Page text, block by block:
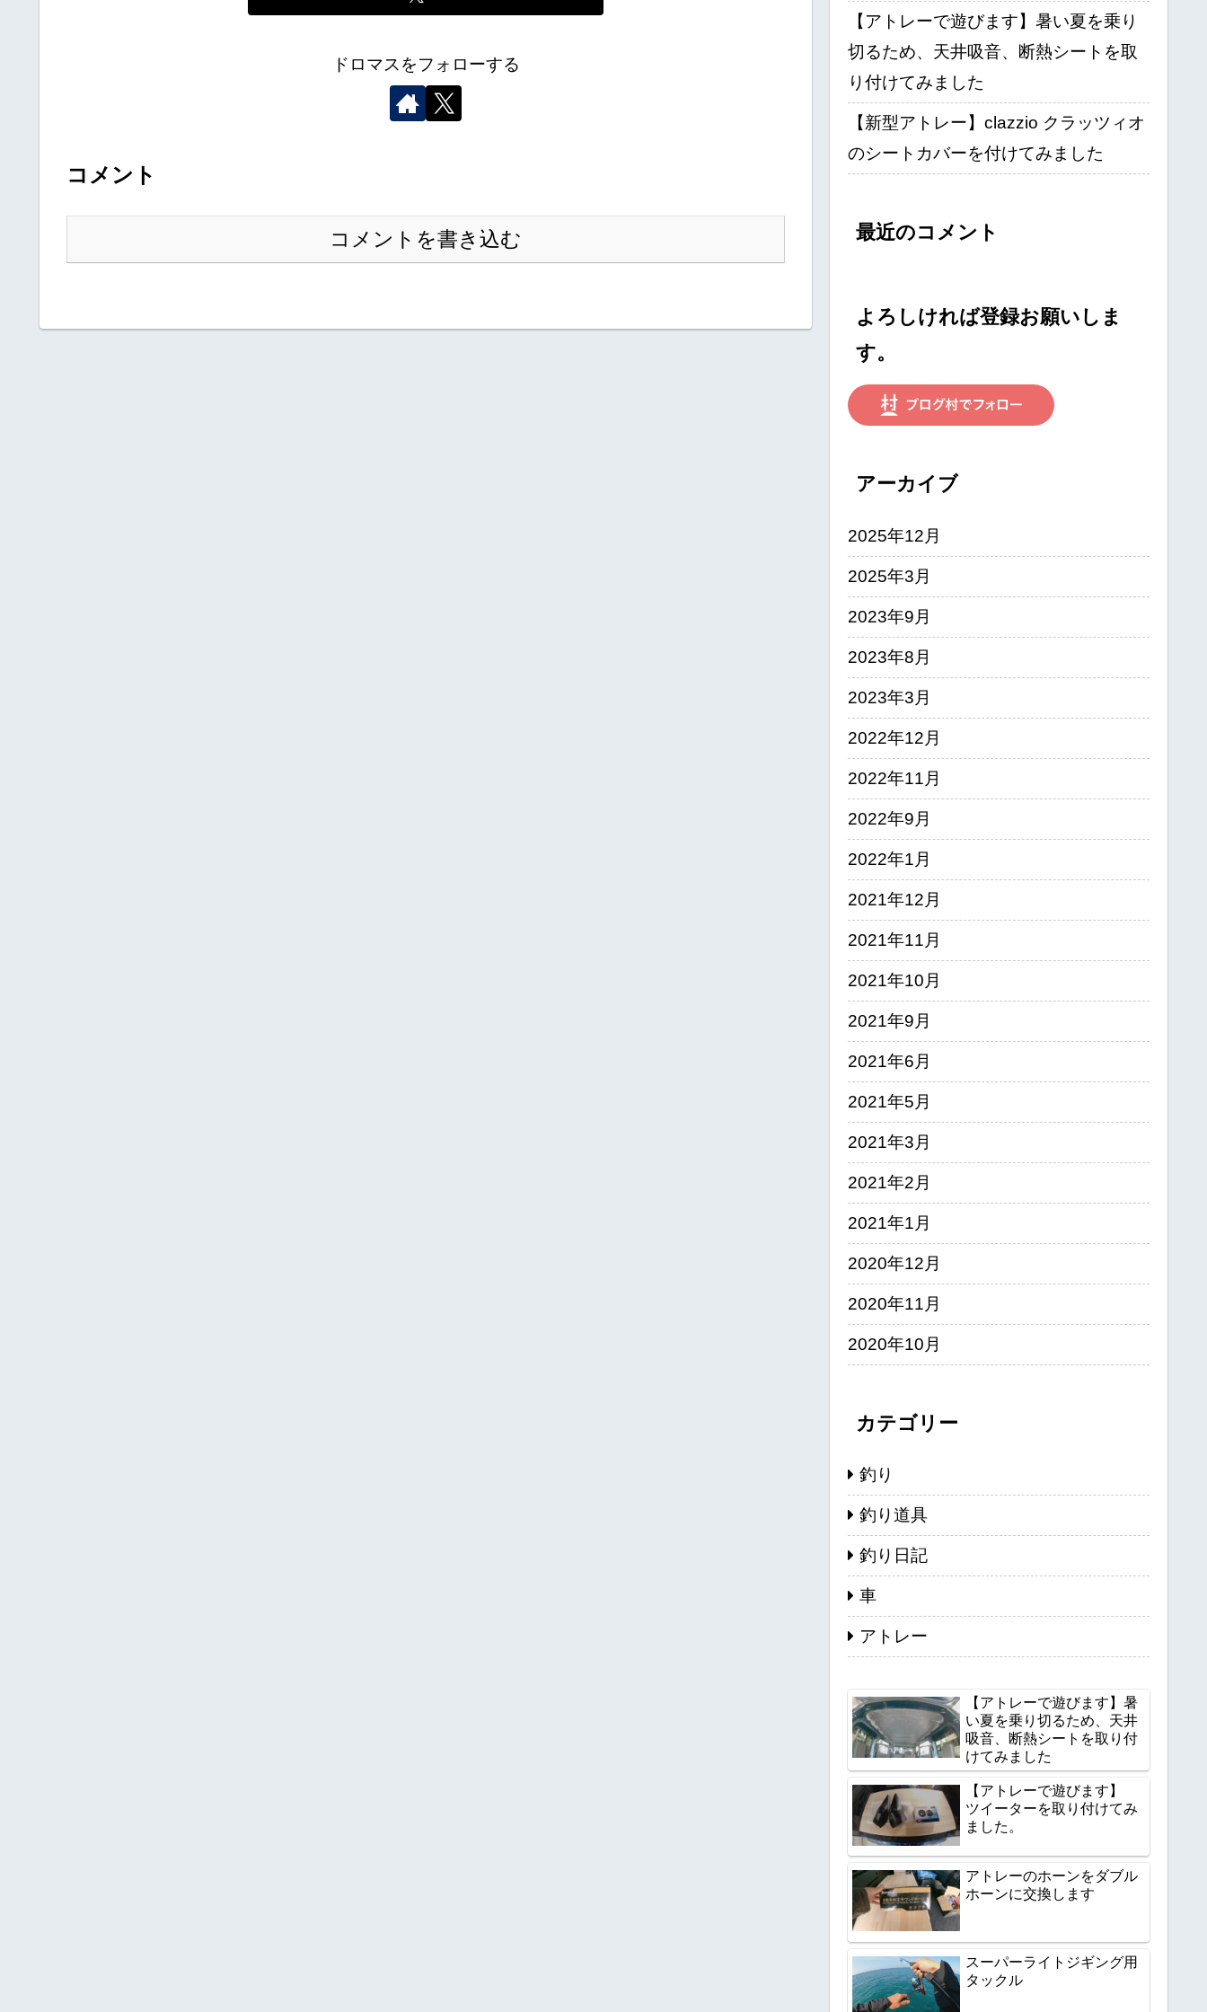
ドロマスをフォローする
コメント
コメントを書き込む
【アトレーで遊びます】暑い夏を乗り
切るため、天井吸音、断熱シートを取
り付けてみました
【新型アトレー】clazzio クラッツィオ
のシートカバーを付けてみました
最近のコメント
よろしければ登録お願いしま
す。
アーカイブ
2025年12月
2025年3月
2023年9月
2023年8月
2023年3月
2022年12月
2022年11月
2022年9月
2022年1月
2021年12月
2021年11月
2021年10月
2021年9月
2021年6月
2021年5月
2021年3月
2021年2月
2021年1月
2020年12月
2020年11月
2020年10月
カテゴリー
釣り
釣り道具
釣り日記
車
アトレー
【アトレーで遊びます】暑
い夏を乗り切るため、天井
吸音、断熱シートを取り付
けてみました
【アトレーで遊びます】
ツイーターを取り付けてみ
ました。
アトレーのホーンをダブル
ホーンに交換します
スーパーライトジギング用
タックル